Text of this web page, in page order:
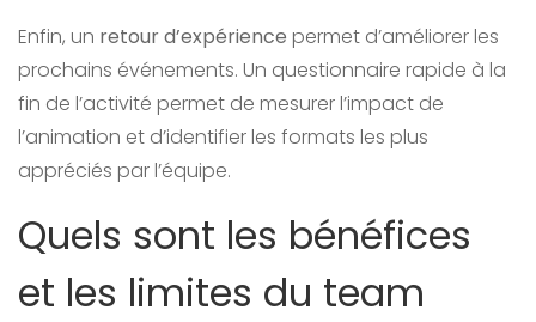
Enfin, un retour d’expérience permet d’améliorer les
prochains événements. Un questionnaire rapide à la
fin de l’activité permet de mesurer l’impact de
l’animation et d’identifier les formats les plus
appréciés par l’équipe.
Quels sont les bénéfices
et les limites du team